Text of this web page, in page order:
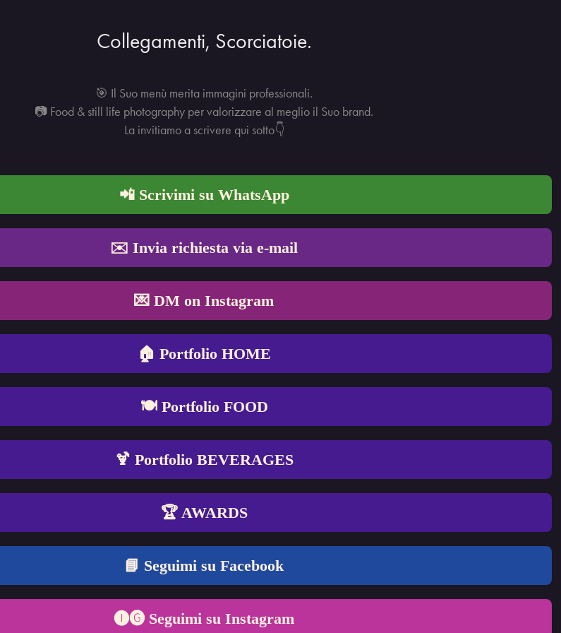
Collegamenti, Scorciatoie.
🎯 Il Suo menù merita immagini professionali.
📷 Food & still life photography per valorizzare al meglio il Suo brand.
La invitiamo a scrivere qui sotto👇
📲 Scrivimi su WhatsApp
✉️ Invia richiesta via e-mail
💌 DM on Instagram
🏠 Portfolio HOME
🍽️ Portfolio FOOD
🍹 Portfolio BEVERAGES
🏆 AWARDS
📘 Seguimi su Facebook
🅘🅖 Seguimi su Instagram